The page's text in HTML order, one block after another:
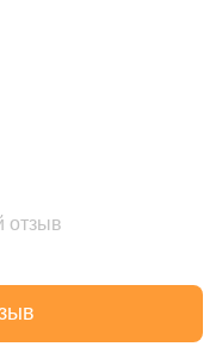
отзыв